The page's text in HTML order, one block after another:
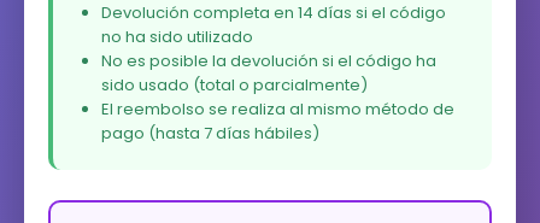
Devolución completa en 14 días si el código
no ha sido utilizado
No es posible la devolución si el código ha
sido usado (total o parcialmente)
El reembolso se realiza al mismo método de
pago (hasta 7 días hábiles)